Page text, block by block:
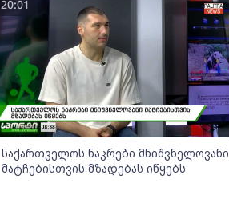
საქართველოს ნაკრები მნიშვნელოვანი
მატჩებისთვის მზადებას იწყებს
20:01